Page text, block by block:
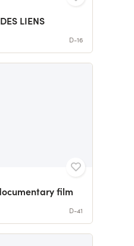
LIENS
D-16
film
D-41